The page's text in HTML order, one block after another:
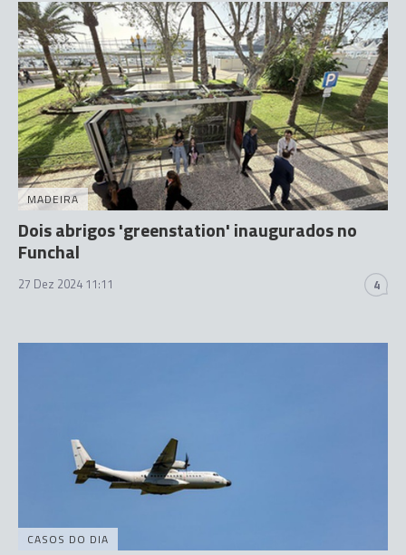
MADEIRA
Dois abrigos 'greenstation' inaugurados no
Funchal
27 Dez 2024 11:11 4
CASOS DO DIA